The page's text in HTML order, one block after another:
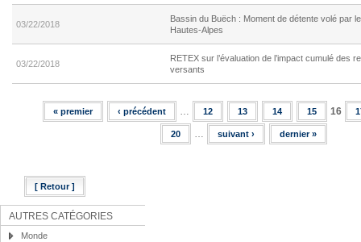
03/22/2018
Bassin du Buëch : Moment de détente volé par
Hautes-Alpes
03/22/2018
RETEX sur l’évaluation de l’impact cumulé des
versants
Pages
« premier ‹ précédent … 12 13 14 15 16
20 … suivant › dernier »
[ Retour ]
AUTRES CATÉGORIES
Monde